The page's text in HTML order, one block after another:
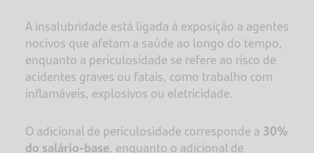
A insalubridade está ligada à exposição a agentes
nocivos que afetam a saúde ao longo do tempo,
enquanto a periculosidade se refere ao risco de
acidentes graves ou fatais, como trabalho com
inflamáveis, explosivos ou eletricidade.
O adicional de periculosidade corresponde a 30%
do salário-base, enquanto o adicional de